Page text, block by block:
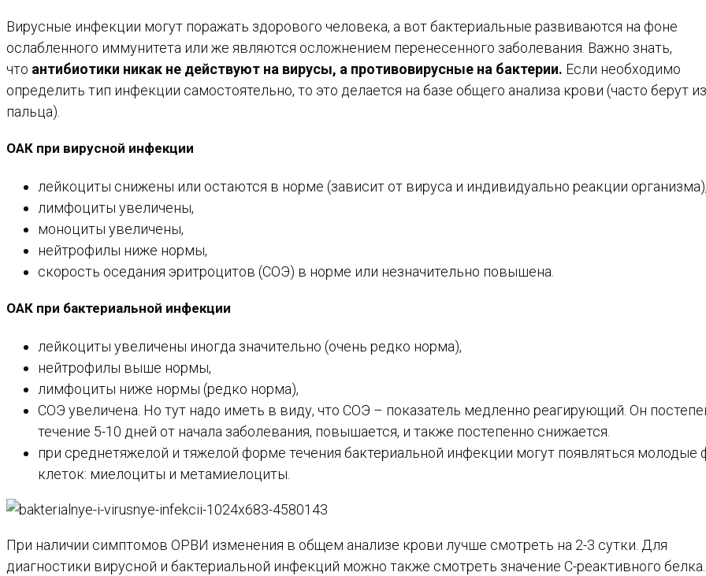
Вирусные инфекции могут поражать здорового человека, а вот бактериальные развиваются на фоне
ослабленного иммунитета или же являются осложнением перенесенного заболевания. Важно знать,
что антибиотики никак не действуют на вирусы, а противовирусные на бактерии. Если необходимо
определить тип инфекции самостоятельно, то это делается на базе общего анализа крови (часто берут из
пальца).
ОАК при вирусной инфекции
лейкоциты снижены или остаются в норме (зависит от вируса и индивидуально реакции организма),
лимфоциты увеличены,
моноциты увеличены,
нейтрофилы ниже нормы,
скорость оседания эритроцитов (СОЭ) в норме или незначительно повышена.
ОАК при бактериальной инфекции
лейкоциты увеличены иногда значительно (очень редко норма),
нейтрофилы выше нормы,
лимфоциты ниже нормы (редко норма),
СОЭ увеличена. Но тут надо иметь в виду, что СОЭ – показатель медленно реагирующий. Он
течение 5-10 дней от начала заболевания, повышается, и также постепенно снижается.
при среднетяжелой и тяжелой форме течения бактериальной инфекции могут появляться
клеток: миелоциты и метамиелоциты.
При наличии симптомов ОРВИ изменения в общем анализе крови лучше смотреть на 2-3 сутки. Для
диагностики вирусной и бактериальной инфекций можно также смотреть значение С-реактивного белка.